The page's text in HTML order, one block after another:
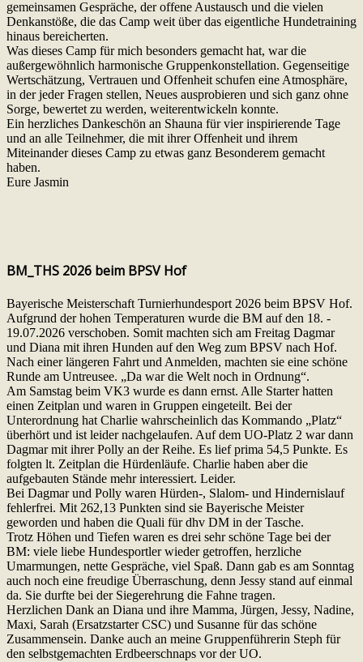
gemeinsamen Gespräche, der offene Austausch und die vielen
Denkanstöße, die das Camp weit über das eigentliche Hundetraining
hinaus bereicherten.
Was dieses Camp für mich besonders gemacht hat, war die
außergewöhnlich harmonische Gruppenkonstellation. Gegenseitige
Wertschätzung, Vertrauen und Offenheit schufen eine Atmosphäre,
in der jeder Fragen stellen, Neues ausprobieren und sich ganz ohne
Sorge, bewertet zu werden, weiterentwickeln konnte.
Ein herzliches Dankeschön an Shauna für vier inspirierende Tage
und an alle Teilnehmer, die mit ihrer Offenheit und ihrem
Miteinander dieses Camp zu etwas ganz Besonderem gemacht
haben.
Eure Jasmin
BM_THS 2026 beim BPSV Hof
Bayerische Meisterschaft Turnierhundesport 2026 beim BPSV Hof.
Aufgrund der hohen Temperaturen wurde die BM auf den 18. -
19.07.2026 verschoben. Somit machten sich am Freitag Dagmar
und Diana mit ihren Hunden auf den Weg zum BPSV nach Hof.
Nach einer längeren Fahrt und Anmelden, machten sie eine schöne
Runde am Untreusee. „Da war die Welt noch in Ordnung“.
Am Samstag beim VK3 wurde es dann ernst. Alle Starter hatten
einen Zeitplan und waren in Gruppen eingeteilt. Bei der
Unterordnung hat Charlie wahrscheinlich das Kommando „Platz“
überhört und ist leider nachgelaufen. Auf dem UO-Platz 2 war dann
Dagmar mit ihrer Polly an der Reihe. Es lief prima 54,5 Punkte. Es
folgten lt. Zeitplan die Hürdenläufe. Charlie haben aber die
aufgebauten Stände mehr interessiert. Leider.
Bei Dagmar und Polly waren Hürden-, Slalom- und Hindernislauf
fehlerfrei. Mit 262,13 Punkten sind sie Bayerische Meister
geworden und haben die Quali für dhv DM in der Tasche.
Trotz Höhen und Tiefen waren es drei sehr schöne Tage bei der
BM: viele liebe Hundesportler wieder getroffen, herzliche
Umarmungen, nette Gespräche, viel Spaß. Dann gab es am Sonntag
auch noch eine freudige Überraschung, denn Jessy stand auf einmal
da. Sie durfte bei der Siegerehrung die Fahne tragen.
Herzlichen Dank an Diana und ihre Mamma, Jürgen, Jessy, Nadine,
Maxi, Sarah (Ersatzstarter CSC) und Susanne für das schöne
Zusammensein. Danke auch an meine Gruppenführerin Steph für
den selbstgemachten Erdbeerschnaps vor der UO.